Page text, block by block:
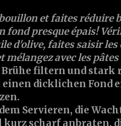
et faites réduire
fond presque épais!
d'olive, faites saisir
mélangez avec les
Brühe filtern und stark
dicklichen Fond
Servieren, die
kurz scharf anbraten,